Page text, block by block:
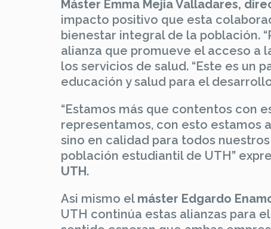
Máster Emma Mejia Valladares,
impacto positivo que esta
bienestar integral de la población.
alianza que promueve el acceso a
los servicios de salud. “Este es un
educación y salud para el
“Estamos más que contentos con
representamos, con esto estamos
sino en calidad para todos
población estudiantil de UTH”
UTH.
Asi mismo el máster Edgardo
UTH continúa estas alianzas para